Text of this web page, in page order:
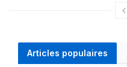
Articles populaires